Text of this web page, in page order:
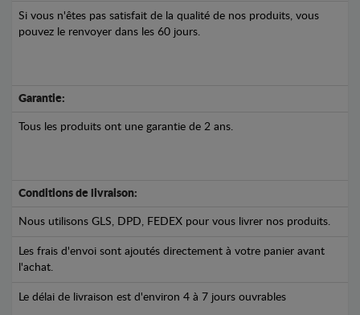
Si vous n'êtes pas satisfait de la qualité de nos produits, vous
pouvez le renvoyer dans les 60 jours.
Garantie:
Tous les produits ont une garantie de 2 ans.
Conditions de livraison:
Nous utilisons GLS, DPD, FEDEX pour vous livrer nos produits.
Les frais d'envoi sont ajoutés directement à votre panier avant
l'achat.
Le délai de livraison est d'environ 4 à 7 jours ouvrables